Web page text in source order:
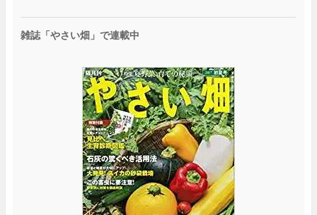
雑誌「やさい畑」で連載中